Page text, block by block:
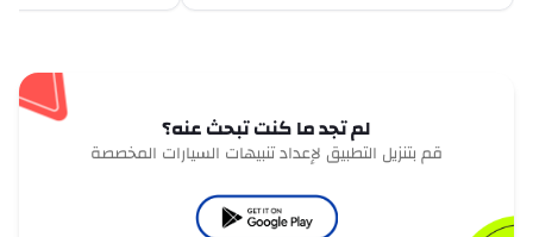
لم تجد ما كنت تبحث عنه؟
قم بتنزيل التطبيق لإعداد تنبيهات السيارات المخصصة